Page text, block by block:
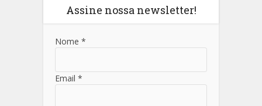
Assine nossa newsletter!
Nome *
Email *